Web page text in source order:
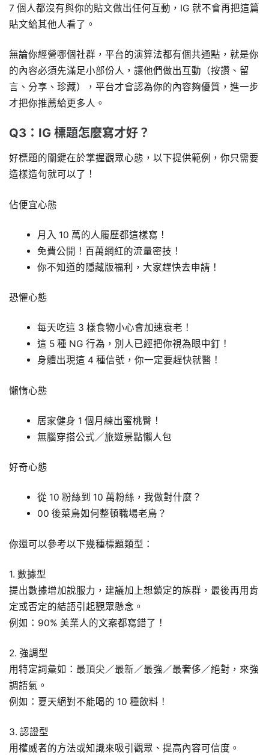
7 個人都沒有與你的貼文做出任何互動，IG 就不會再把這篇
貼文給其他人看了。
無論你經營哪個社群，平台的演算法都有個共通點，就是你
的內容必須先滿足小部份人，讓他們做出互動（按讚、留
言、分享、珍藏），平台才會認為你的內容夠優質，進一步
才把你推薦給更多人。
Q3：IG 標題怎麼寫才好？
好標題的關鍵在於掌握觀眾心態，以下提供範例，你只需要
造樣造句就可以了！
佔便宜心態
月入 10 萬的人履歷都這樣寫！
免費公開！百萬網紅的流量密技！
你不知道的隱藏版福利，大家趕快去申請！
恐懼心態
每天吃這 3 樣食物小心會加速衰老！
這 5 種 NG 行為，別人已經把你視為眼中釘！
身體出現這 4 種信號，你一定要趕快就醫！
懶惰心態
居家健身 1 個月練出蜜桃臀！
無腦穿搭公式／旅遊景點懶人包
好奇心態
從 10 粉絲到 10 萬粉絲，我做對什麼？
00 後菜鳥如何整頓職場老鳥？
你還可以參考以下幾種標題類型：
1. 數據型
提出數據增加說服力，建議加上想鎖定的族群，最後再用肯
定或否定的結語引起觀眾懸念。
例如：90% 美業人的文案都寫錯了！
2. 強調型
用特定詞彙如：最頂尖／最新／最強／最奢侈／絕對，來強
調語氣。
例如：夏天絕對不能喝的 10 種飲料！
3. 認證型
用權威者的方法或知識來吸引觀眾、提高內容可信度。